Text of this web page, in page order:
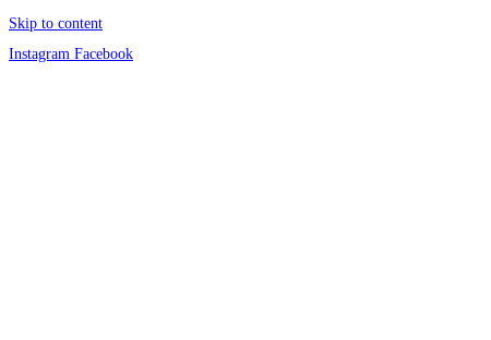
Skip to content
Instagram Facebook